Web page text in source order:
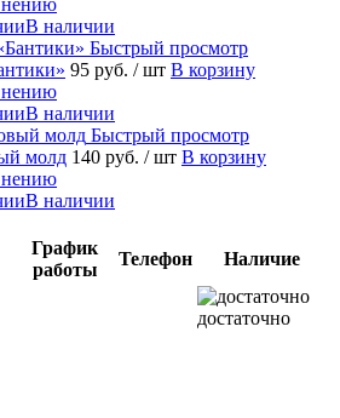
В наличии
Быстрый просмотр
95 руб. / шт В корзину
В наличии
Быстрый просмотр
молд 140 руб. / шт В корзину
В наличии
График
работы
Телефон
Наличие
достаточно